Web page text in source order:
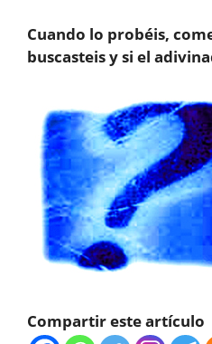
Cuando lo probéis,
buscasteis y si el
Compartir este artículo